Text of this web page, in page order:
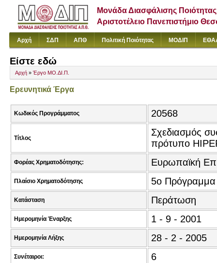
Μονάδα Διασφάλισης Ποιότητας
Αριστοτέλειο Πανεπιστήμιο
Αρχή ΣΔΠ ΑΠΘ Πολιτική Ποιότητας ΜΟΔΙΠ
Είστε εδώ
Αρχή » Έργο ΜΟ.ΔΙ.Π.
Ερευνητικά Έργα
Κωδικός Προγράμματος 20568
Τίτλος
Σχεδιασμός
πρότυπο
Φορέας Χρηματοδότησης: Ευρωπαϊκή
Πλαίσιο Χρηματοδότησης 5o Πρόγραμμα
Κατάσταση Περάτωση
Ημερομηνία Έναρξης 1 - 9 - 2001
Ημερομηνία Λήξης 28 - 2 - 2005
Συνέταιροι: 6